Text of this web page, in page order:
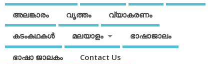
അലങ്കാരം വൃത്തം വ്യാകരണം
കടംകഥകള്‍ മലയാളം ഭാഷാജാലം
ഭാഷാ ജാലകം Contact Us